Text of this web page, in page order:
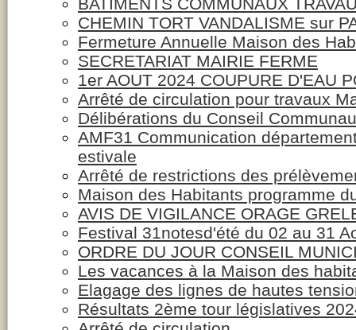
CHEMIN TORT VANDALISME sur
Fermeture Annuelle Maison des
SECRETARIAT MAIRIE FERME
1er AOUT 2024 COUPURE D'EAU
Arrêté de circulation pour travaux
Délibérations du Conseil
AMF31 Communication
estivale
Arrêté de restrictions des
Maison des Habitants programme
AVIS DE VIGILANCE ORAGE
Festival 31notesd'été du 02 au 31
ORDRE DU JOUR CONSEIL
Les vacances à la Maison des
Elagage des lignes de hautes
Résultats 2ème tour législatives